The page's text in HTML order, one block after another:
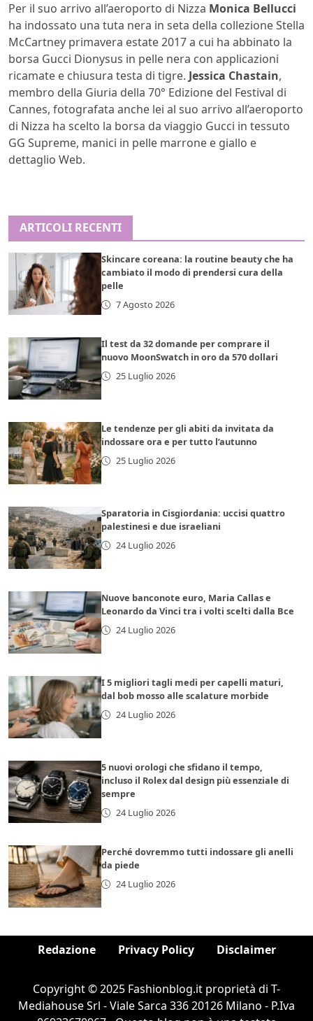
Per il suo arrivo all’aeroporto di Nizza Monica Bellucci
ha indossato una tuta nera in seta della collezioneStella
McCartney primavera estate 2017 a cui ha abbinato la
borsa Gucci Dionysus in pelle nera con applicazioni
ricamate e chiusura testa di tigre. Jessica Chastain,
membro della Giuria della 70° Edizione del Festival di
Cannes, fotografata anche lei al suo arrivo all’aeroporto
di Nizza ha scelto la borsa da viaggio Gucci in tessuto
GG Supreme, manici in pelle marrone e giallo e
dettaglio Web.
ARTICOLI RECENTI
Skincare coreana: la routine beauty che ha
cambiato il modo di prendersi cura della
pelle
7 Agosto 2026
Il test da 32 domande per comprare il
nuovo MoonSwatch in oro da 570 dollari
25 Luglio 2026
Le tendenze per gli abiti da invitata da
indossare ora e per tutto l’autunno
25 Luglio 2026
Sparatoria in Cisgiordania: uccisi quattro
palestinesi e due israeliani
24 Luglio 2026
Nuove banconote euro, Maria Callas e
Leonardo da Vinci tra i volti scelti dalla Bce
24 Luglio 2026
I 5 migliori tagli medi per capelli maturi,
dal bob mosso alle scalature morbide
24 Luglio 2026
5 nuovi orologi che sfidano il tempo,
incluso il Rolex dal design più essenziale di
sempre
24 Luglio 2026
Perché dovremmo tutti indossare gli anelli
da piede
24 Luglio 2026
Redazione Privacy Policy Disclaimer
Copyright © 2025 Fashionblog.it proprietà di T-
Mediahouse Srl - Viale Sarca 336 20126 Milano - P.Iva